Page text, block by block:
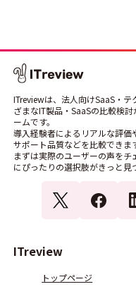
ITreviewは、法人向けSaaS・
ざまなIT製品・SaaSの比較検
ームです。
導入経験者によるリアルな評価
サポート品質などを比較できま
まずは実際のユーザーの声を
にぴったりの選択肢がきっと見
ITreview
トップページ